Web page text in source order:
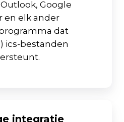
Google
en elk ander
dat
ics-bestanden
integratie